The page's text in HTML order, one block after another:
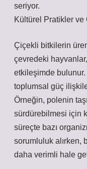
seriyor.
Kültürel Pratikler ve
Çiçekli bitkilerin
çevredeki
etkileşimde
toplumsal güç
Örneğin, polenin
sürdürebilmesi için
süreçte bazı
sorumluluk alırken,
daha verimli hale